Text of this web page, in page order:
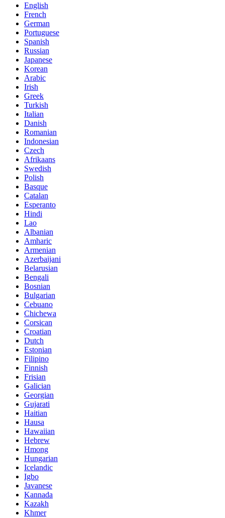
English
French
German
Portuguese
Spanish
Russian
Japanese
Korean
Arabic
Irish
Greek
Turkish
Italian
Danish
Romanian
Indonesian
Czech
Afrikaans
Swedish
Polish
Basque
Catalan
Esperanto
Hindi
Lao
Albanian
Amharic
Armenian
Azerbaijani
Belarusian
Bengali
Bosnian
Bulgarian
Cebuano
Chichewa
Corsican
Croatian
Dutch
Estonian
Filipino
Finnish
Frisian
Galician
Georgian
Gujarati
Haitian
Hausa
Hawaiian
Hebrew
Hmong
Hungarian
Icelandic
Igbo
Javanese
Kannada
Kazakh
Khmer